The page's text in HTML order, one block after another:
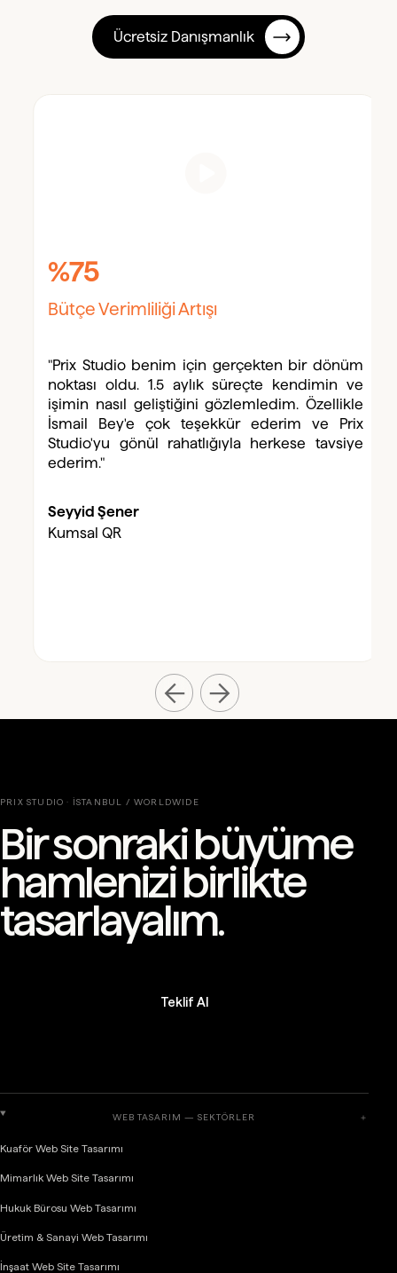
Ücretsiz Danışmanlık
%75
Bütçe Verimliliği Artışı
"Prix Studio benim için gerçekten bir dönüm
noktası oldu. 1.5 aylık süreçte kendimin ve
işimin nasıl geliştiğini gözlemledim. Özellikle
İsmail Bey'e çok teşekkür ederim ve Prix
Studio'yu gönül rahatlığıyla herkese tavsiye
ederim."
Seyyid Şener
Kumsal QR
PRIX STUDIO · İSTANBUL / WORLDWIDE
Bir sonraki büyüme
hamlenizi birlikte
tasarlayalım.
Teklif Al
WEB TASARIM — SEKTÖRLER ＋
Kuaför Web Site Tasarımı
Mimarlık Web Site Tasarımı
Hukuk Bürosu Web Tasarımı
Üretim & Sanayi Web Tasarımı
İnşaat Web Site Tasarımı